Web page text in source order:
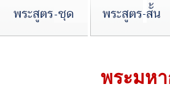
พระมห